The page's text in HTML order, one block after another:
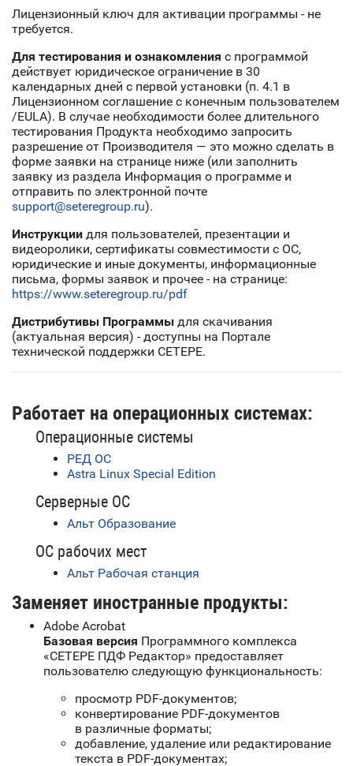
Лицензионный ключ для активации программы - не
требуется.
Для тестирования и ознакомления с программой
действует юридическое ограничение в 30
календарных дней с первой установки (п. 4.1 в
Лицензионном соглашение с конечным пользователем
/EULA). В случае необходимости более длительного
тестирования Продукта необходимо запросить
разрешение от Производителя — это можно сделать в
форме заявки на странице ниже (или заполнить
заявку из раздела Информация о программе и
отправить по электронной почте
support@seteregroup.ru).
Инструкции для пользователей, презентации и
видеоролики, сертификаты совместимости с ОС,
юридические и иные документы, информационные
письма, формы заявок и прочее - на странице:
https://www.seteregroup.ru/pdf
Дистрибутивы Программы для скачивания
(актуальная версия) - доступны на Портале
технической поддержки СЕТЕРЕ.
Работает на операционных системах:
Операционные системы
РЕД ОС
Astra Linux Special Edition
Серверные ОС
Альт Образование
ОС рабочих мест
Альт Рабочая станция
Заменяет иностранные продукты:
Adobe Acrobat
Базовая версия Программного комплекса
«СЕТЕРЕ ПДФ Редактор» предоставляет
пользователю следующую функциональность:
просмотр PDF-документов;
конвертирование PDF-документов
в различные форматы;
добавление, удаление или редактирование
текста в PDF-документах;